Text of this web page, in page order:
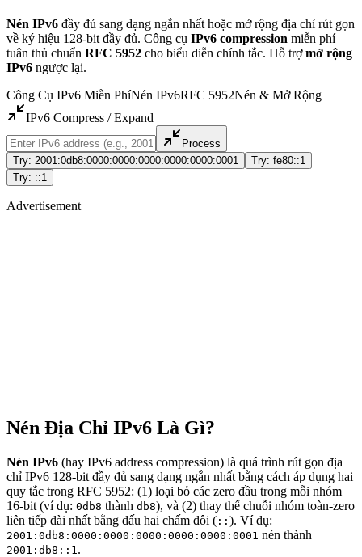
Nén IPv6 đầy đủ sang dạng ngắn nhất hoặc mở rộng địa chỉ rút gọn
về ký hiệu 128-bit đầy đủ. Công cụ IPv6 compression miễn phí
tuân thủ chuẩn RFC 5952 cho biểu diễn chính tắc. Hỗ trợmở rộng
IPv6 ngược lại.
Công Cụ IPv6 Miễn PhíNén IPv6RFC 5952Nén & Mở Rộng
IPv6 Compress / Expand
Process
Try: 2001:0db8:0000:0000:0000:0000:0000:0001
Try: fe80::1
Try: ::1
Advertisement
Nén Địa Chỉ IPv6 Là Gì?
Nén IPv6 (hay IPv6 address compression) là quá trình rút gọn địa
chỉ IPv6 128-bit đầy đủ sang dạng ngắn nhất bằng cách áp dụng hai
quy tắc trong RFC 5952: (1) loại bỏ các zero đầu trong mỗi nhóm
16-bit (ví dụ: 0db8 thành db8), và (2) thay thế chuỗi nhóm toàn-zero
liên tiếp dài nhất bằng dấu hai chấm đôi ( :: ). Ví dụ:
2001:0db8:0000:0000:0000:0000:0000:0001 nén thành
2001:db8::1 .